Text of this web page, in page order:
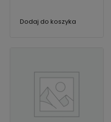
Dodaj do koszyka